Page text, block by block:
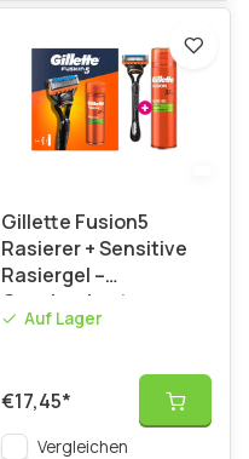
Gillette Fusion5
Rasierer + Sensitive
Rasiergel –
Geschenkset
Auf Lager
€17,45*
Vergleichen